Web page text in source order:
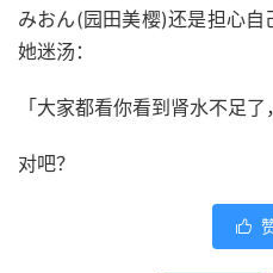
みおん(园田美樱)还是担心
她迷汤：
「大家都看你看到肾水不足
对吧？
